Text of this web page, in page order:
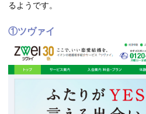
るようです。
①ツヴァイ